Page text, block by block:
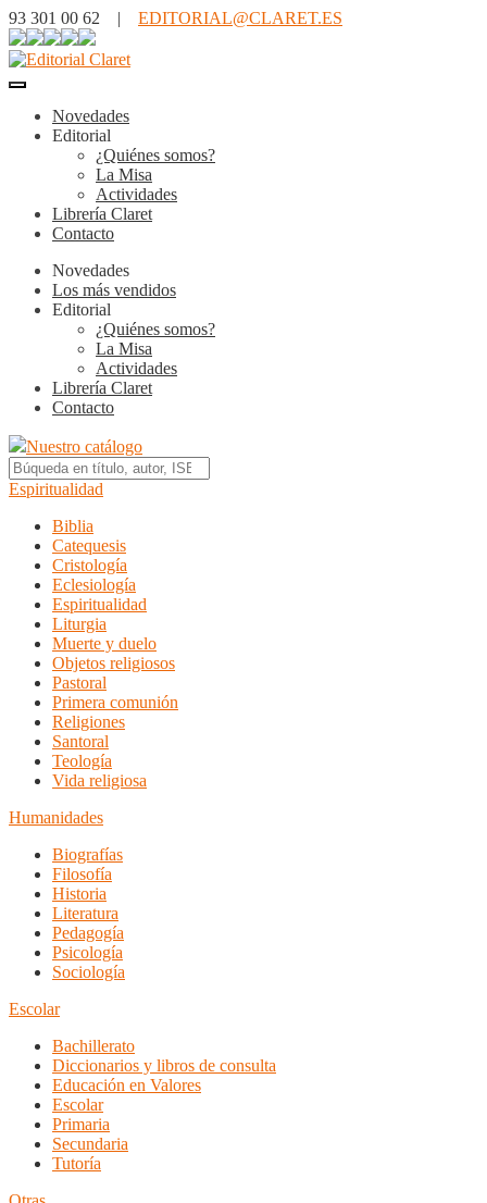
93 301 00 62 | EDITORIAL@CLARET.ES
Novedades
Editorial
¿Quiénes somos?
La Misa
Actividades
Librería Claret
Contacto
Novedades
Los más vendidos
Editorial
¿Quiénes somos?
La Misa
Actividades
Librería Claret
Contacto
Nuestro catálogo
Espiritualidad
Biblia
Catequesis
Cristología
Eclesiología
Espiritualidad
Liturgia
Muerte y duelo
Objetos religiosos
Pastoral
Primera comunión
Religiones
Santoral
Teología
Vida religiosa
Humanidades
Biografías
Filosofía
Historia
Literatura
Pedagogía
Psicología
Sociología
Escolar
Bachillerato
Diccionarios y libros de consulta
Educación en Valores
Escolar
Primaria
Secundaria
Tutoría